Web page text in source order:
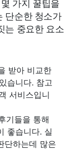
단순한 청소가
는 중요한 요소
받아 비교한
습니다. 참고
서비스입니
기들을 통해
좋습니다. 실
단하는데 많은